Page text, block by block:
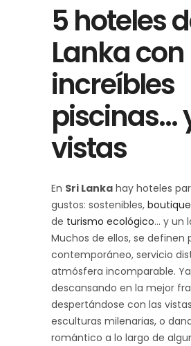
5 hoteles
Lanka con
increíbles
piscinas…
vistas
En Sri Lanka hay hoteles
gustos: sostenibles, boutique
de turismo ecológico... y un
Muchos de ellos, se definen
contemporáneo, servicio
atmósfera incomparable.
descansando en la mejor
despertándose con las
esculturas milenarias, o
romántico a lo largo de